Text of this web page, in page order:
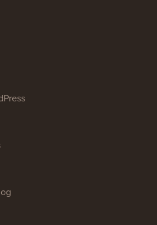
uri web
de email
gratuite pentru afaceri